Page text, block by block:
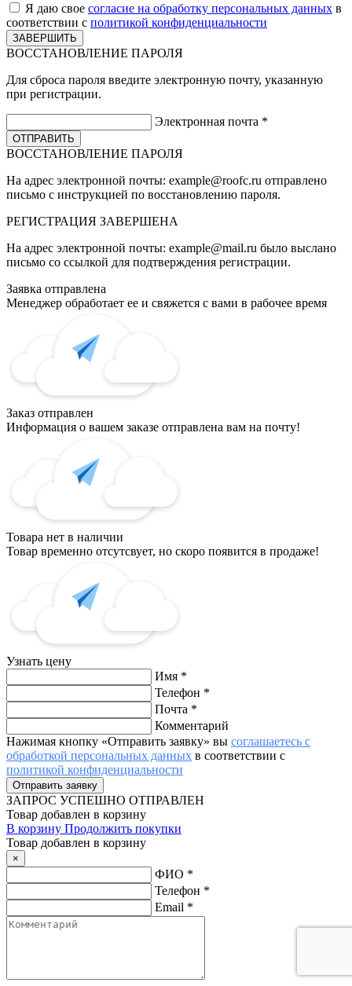
Я даю свое согласие на обработку персональных данных в
соответствии с политикой конфиденциальности
ВОССТАНОВЛЕНИЕ ПАРОЛЯ
Для сброса пароля введите электронную почту, указанную
при регистрации.
Электронная почта *
ВОССТАНОВЛЕНИЕ ПАРОЛЯ
На адрес электронной почты: example@roofc.ru отправлено
письмо с инструкцией по восстановлению пароля.
РЕГИСТРАЦИЯ ЗАВЕРШЕНА
На адрес электронной почты: example@mail.ru было выслано
письмо со ссылкой для подтверждения регистрации.
Заявка отправлена
Менеджер обработает ее и свяжется с вами в рабочее время
Заказ отправлен
Информация о вашем заказе отправлена вам на почту!
Товара нет в наличии
Товар временно отсутсвует, но скоро появится в продаже!
Узнать цену
Имя *
Телефон *
Почта *
Комментарий
Нажимая кнопку «Отправить заявку» вы соглашаетесь с
обработкой персональных данных в соответствии с
политикой конфиденциальности
ЗАПРОС УСПЕШНО ОТПРАВЛЕН
Товар добавлен в корзину
В корзину Продолжить покупки
Товар добавлен в корзину
×
ФИО *
Телефон *
Email *